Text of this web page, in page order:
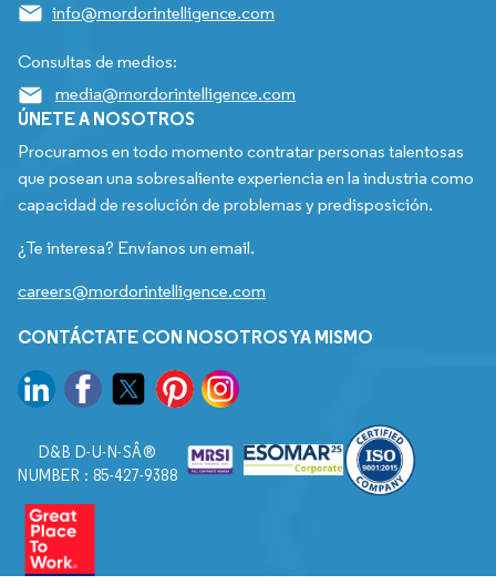
info@mordorintelligence.com
Consultas de medios:
media@mordorintelligence.com
ÚNETE A NOSOTROS
Procuramos en todo momento contratar personas talentosas
que posean una sobresaliente experiencia en la industria como
capacidad de resolución de problemas y predisposición.
¿Te interesa? Envíanos un email.
careers@mordorintelligence.com
CONTÁCTATE CON NOSOTROS YA MISMO
D&B D-U-N-SÂ®
NUMBER : 85-427-9388